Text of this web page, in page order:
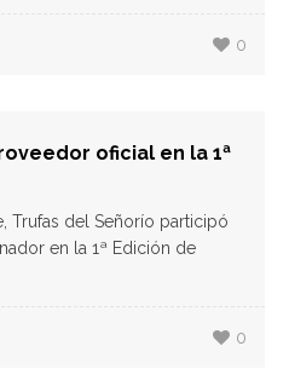
0
oficial en la 1ª
Trufas del Señorío participó
en la 1ª Edición de
0